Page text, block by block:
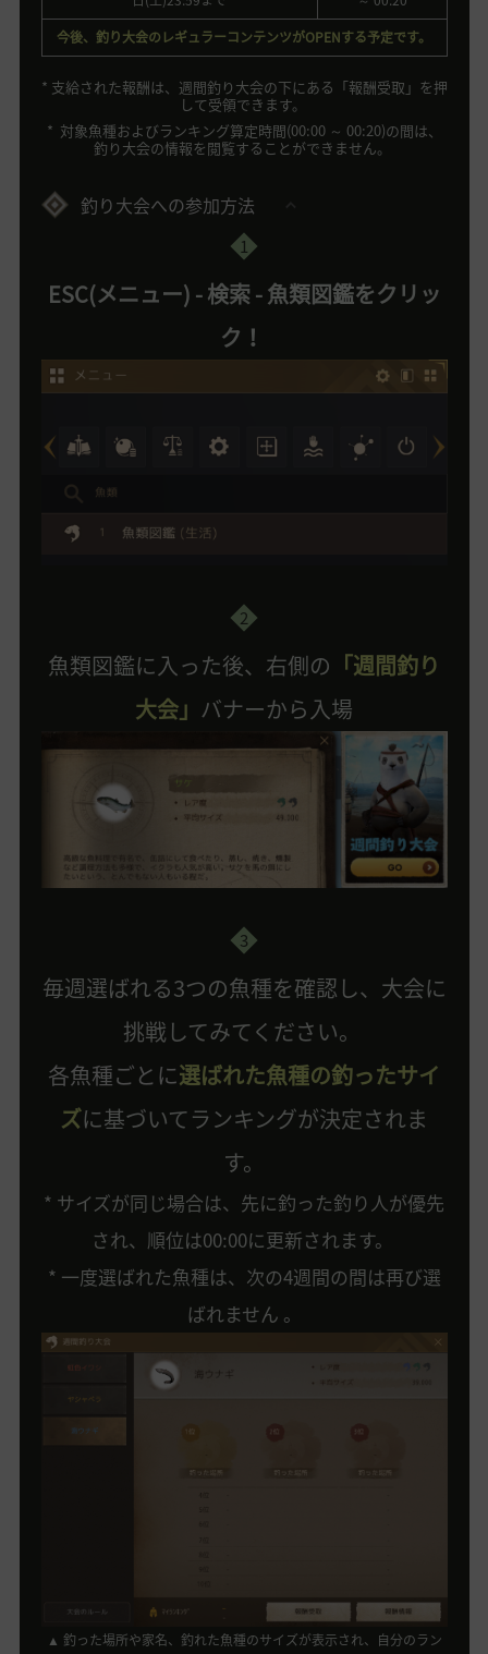
今後、釣り大会のレギュラーコンテンツがOPENする予定です。
* 支給された報酬は、週間釣り大会の下にある「報酬受取」を押
して受領できます。
* 対象魚種およびランキング算定時間(00:00 ～ 00:20)の間は、
釣り大会の情報を閲覧することができません。
釣り大会への参加方法
1
ESC(メニュー) - 検索 - 魚類図鑑をクリッ
ク！
2
魚類図鑑に入った後、右側の 「週間釣り
大会」 バナーから入場
3
毎週選ばれる3つの魚種を確認し、大会に
挑戦してみてください。
各魚種ごとに選ばれた魚種の釣ったサイ
ズに基づいてランキングが決定されま
す。
* サイズが同じ場合は、先に釣った釣り人が優先
され、順位は00:00に更新されます。
* 一度選ばれた魚種は、次の4週間の間は再び選
ばれません 。
▲ 釣った場所や家名、釣れた魚種のサイズが表示され、自分のラン